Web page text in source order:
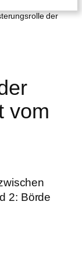
der
vom
2: Börde